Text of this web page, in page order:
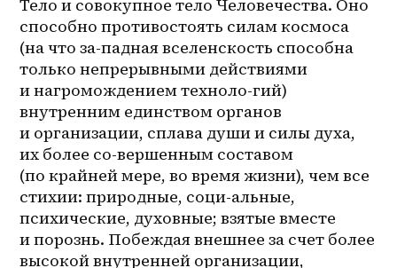
Тело и совокупное тело Человечества. Оно
способно противостоять силам космоса
(на что за-падная вселенскость способна
только непрерывными действиями
и нагромождением техноло-гий)
внутренним единством органов
и организации, сплава души и силы духа,
их более со-вершенным составом
(по крайней мере, во время жизни), чем все
стихии: природные, соци-альные,
психические, духовные; взятые вместе
и порознь. Побеждая внешнее за счет более
высокой внутренней организации,